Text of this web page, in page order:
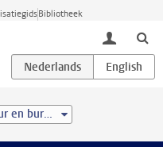
Bibliotheek
toggle
FGW faculteitsbestuur en bureau